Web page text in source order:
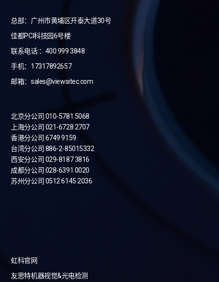
总部：广州市黄埔区开泰大道30号
佳都PCI科技园6号楼
联系电话:：400 999 3848
手机：17317892657
邮箱：sales@viewsitec.com
北京分公司 010-5781 5068
上海分公司 021-6728 2707
香港分公司 6749 9159
台湾分公司 886-2-85015332
西安分公司 029-8187 3816
成都分公司 028-6391 0020
苏州分公司 0512 6145 2036
虹科官网
友思特机器视觉&光电检测